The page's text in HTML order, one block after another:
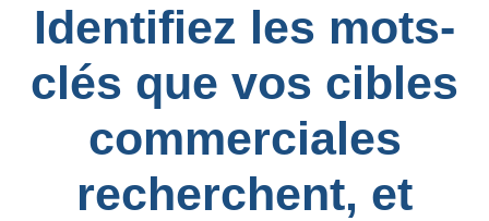
Identifiez les mots-
clés que vos cibles
commerciales
recherchent, et